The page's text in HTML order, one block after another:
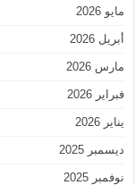
مايو 2026
أبريل 2026
مارس 2026
فبراير 2026
يناير 2026
ديسمبر 2025
نوفمبر 2025